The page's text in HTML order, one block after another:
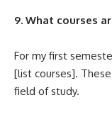
9. What courses
For my first
[list courses].
field of study.